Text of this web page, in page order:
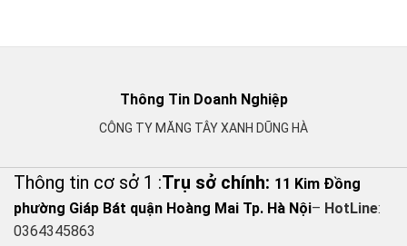
Thông Tin Doanh Nghiệp
CÔNG TY MĂNG TÂY XANH DŨNG HÀ
Thông tin cơ sở 1 :Trụ sở chính: 11 Kim Đồng
phường Giáp Bát quận Hoàng Mai Tp. Hà Nội– HotLine:
0364345863